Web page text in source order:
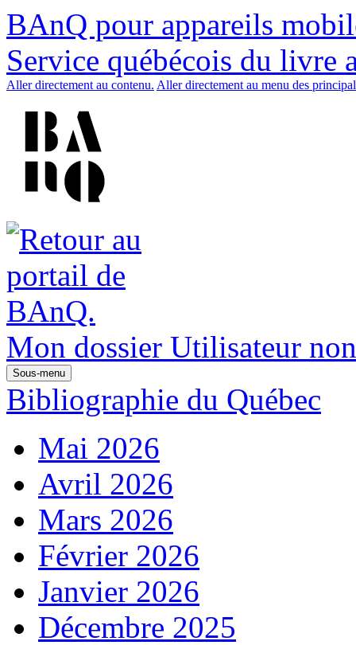
BAnQ pour appareils
Service québécois du livre
Aller directement au contenu. Aller directement au menu des
Mon dossier Utilisateur
Sous-menu
Bibliographie du Québec
Mai 2026
Avril 2026
Mars 2026
Février 2026
Janvier 2026
Décembre 2025